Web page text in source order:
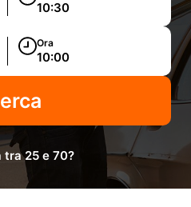
Ora
tra 25 e 70?